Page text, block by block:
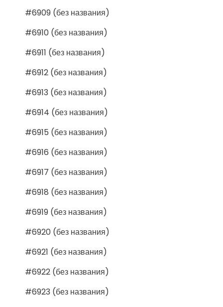
#6909 (без названия)
#6910 (без названия)
#6911 (без названия)
#6912 (без названия)
#6913 (без названия)
#6914 (без названия)
#6915 (без названия)
#6916 (без названия)
#6917 (без названия)
#6918 (без названия)
#6919 (без названия)
#6920 (без названия)
#6921 (без названия)
#6922 (без названия)
#6923 (без названия)